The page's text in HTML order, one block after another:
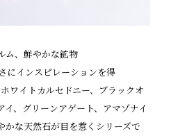
、鮮やかな鉱物――
にインスピレーションを得
ワイトカルセドニー、ブラックオ
、グリーンアゲート、アマゾナイ
かな天然石が目を惹くシリーズで